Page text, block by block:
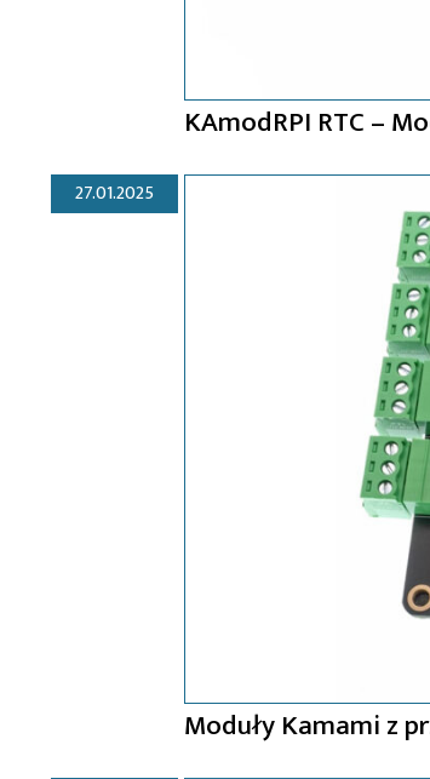
KAmodRPI RTC –
27.01.2025
Moduły Kamami z